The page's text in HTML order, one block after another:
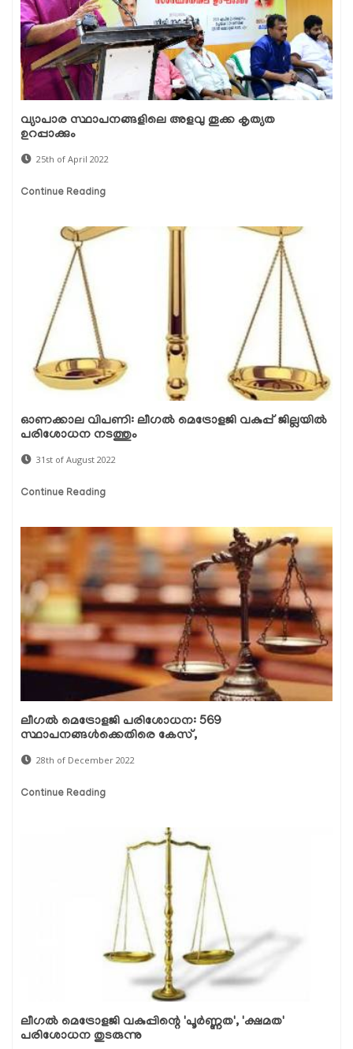
വ്യാപാര സ്ഥാപനങ്ങളിലെ അളവു തൂക്ക കൃത്യത
ഉറപ്പാക്കും
25th of April 2022
Continue Reading
ഓണക്കാല വിപണി: ലീഗല്‍ മെട്രോളജി വകുപ്പ് ജില്ലയില്‍
പരിശോധന നടത്തും
31st of August 2022
Continue Reading
ലീഗൽ മെട്രോളജി പരിശോധന: 569
സ്ഥാപനങ്ങൾക്കെതിരെ കേസ്,
28th of December 2022
Continue Reading
ലീഗല്‍ മെട്രോളജി വകുപ്പിന്റെ 'പൂര്‍ണ്ണത', 'ക്ഷമത'
പരിശോധന തുടരുന്നു